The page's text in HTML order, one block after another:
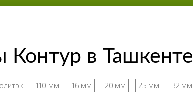
в Ташкенте
110 мм 16 мм 20 мм 25 мм 32 мм